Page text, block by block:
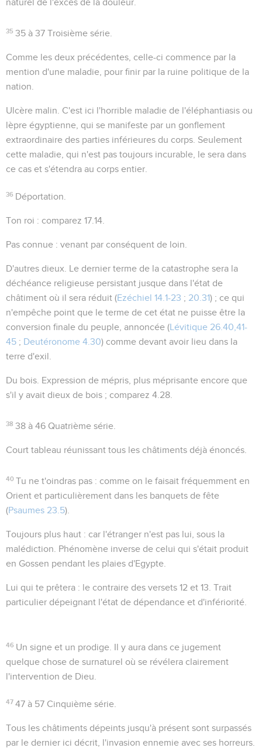
naturel de l'excès de la douleur.
35 35 à 37 Troisième série.
Comme les deux précédentes, celle-ci commence par la
mention d'une maladie, pour finir par la ruine politique de la
nation.
Ulcère malin . C'est ici l'horrible maladie de l'éléphantiasis ou
lèpre égyptienne, qui se manifeste par un gonflement
extraordinaire des parties inférieures du corps. Seulement
cette maladie, qui n'est pas toujours incurable, le sera dans
ce cas et s'étendra au corps entier.
36 Déportation.
Ton roi : comparez 17.14
Pas connue : venant par conséquent de loin.
D'autres dieux . Le dernier terme de la catastrophe sera la
déchéance religieuse persistant jusque dans l'état de
châtiment où il sera réduit (Ezéchiel 14.1-23 ; 20.31) ; ce qui
n'empêche point que le terme de cet état ne puisse être la
conversion finale du peuple, annoncée (Lévitique 26.40,41-
45 ; Deutéronome 4.30) comme devant avoir lieu dans la
terre d'exil.
Du bois . Expression de mépris, plus méprisante encore que
s'il y avait dieux de bois ; comparez 4.28
38 38 à 46 Quatrième série.
Court tableau réunissant tous les châtiments déjà énoncés.
40 Tu ne t'oindras pas : comme on le faisait fréquemment en
Orient et particulièrement dans les banquets de fête
(Psaumes 23.5).
Toujours plus haut : car l'étranger n'est pas lui, sous la
malédiction. Phénomène inverse de celui qui s'était produit
en Gossen pendant les plaies d'Egypte.
Lui qui te prêtera : le contraire des versets 12 et 13. Trait
particulier dépeignant l'état de dépendance et d'infériorité.
46 Un signe et un prodige . Il y aura dans ce jugement
quelque chose de surnaturel où se révélera clairement
l'intervention de Dieu.
47 47 à 57 Cinquième série.
Tous les châtiments dépeints jusqu'à présent sont surpassés
par le dernier ici décrit, l'invasion ennemie avec ses horreurs.